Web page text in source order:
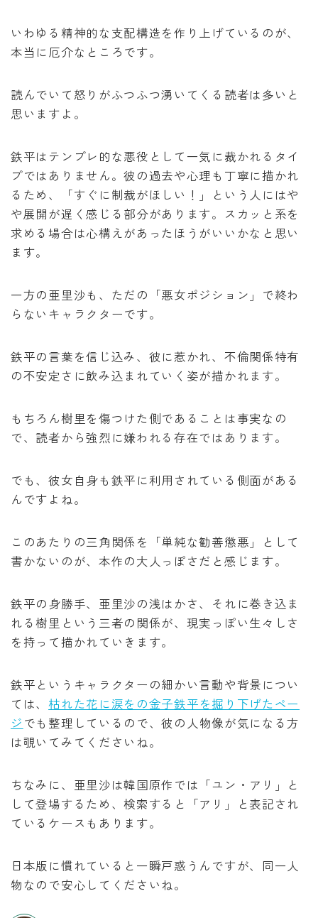
いわゆる精神的な支配構造を作り上げているのが、
本当に厄介なところです。
読んでいて怒りがふつふつ湧いてくる読者は多いと
思いますよ。
鉄平はテンプレ的な悪役として一気に裁かれるタイ
プではありません。彼の過去や心理も丁寧に描かれ
るため、「すぐに制裁がほしい！」という人にはや
や展開が遅く感じる部分があります。スカッと系を
求める場合は心構えがあったほうがいいかなと思い
ます。
一方の亜里沙も、ただの「悪女ポジション」で終わ
らないキャラクターです。
鉄平の言葉を信じ込み、彼に惹かれ、不倫関係特有
の不安定さに飲み込まれていく姿が描かれます。
もちろん樹里を傷つけた側であることは事実なの
で、読者から強烈に嫌われる存在ではあります。
でも、彼女自身も鉄平に利用されている側面がある
んですよね。
このあたりの三角関係を「単純な勧善懲悪」として
書かないのが、本作の大人っぽさだと感じます。
鉄平の身勝手、亜里沙の浅はかさ、それに巻き込ま
れる樹里という三者の関係が、現実っぽい生々しさ
を持って描かれていきます。
鉄平というキャラクターの細かい言動や背景につい
ては、枯れた花に涙をの金子鉄平を掘り下げたペー
ジ でも整理しているので、彼の人物像が気になる方
は覗いてみてくださいね。
ちなみに、亜里沙は韓国原作では「ユン・アリ」と
して登場するため、検索すると「アリ」と表記され
ているケースもあります。
日本版に慣れていると一瞬戸惑うんですが、同一人
物なので安心してくださいね。